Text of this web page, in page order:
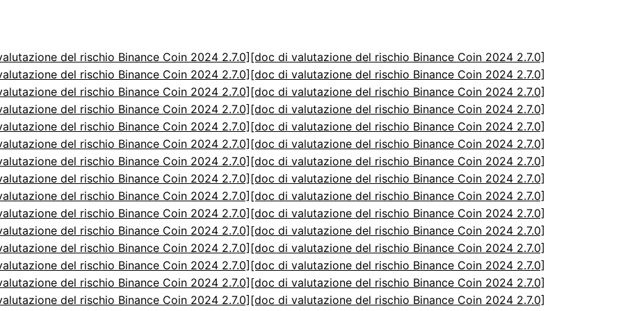
del rischio Binance Coin 2024 2.7.0] [doc di valutazione del rischio Binance Coin 2024 2.7.0]
del rischio Binance Coin 2024 2.7.0] [doc di valutazione del rischio Binance Coin 2024 2.7.0]
del rischio Binance Coin 2024 2.7.0] [doc di valutazione del rischio Binance Coin 2024 2.7.0]
del rischio Binance Coin 2024 2.7.0] [doc di valutazione del rischio Binance Coin 2024 2.7.0]
del rischio Binance Coin 2024 2.7.0] [doc di valutazione del rischio Binance Coin 2024 2.7.0]
del rischio Binance Coin 2024 2.7.0] [doc di valutazione del rischio Binance Coin 2024 2.7.0]
del rischio Binance Coin 2024 2.7.0] [doc di valutazione del rischio Binance Coin 2024 2.7.0]
del rischio Binance Coin 2024 2.7.0] [doc di valutazione del rischio Binance Coin 2024 2.7.0]
del rischio Binance Coin 2024 2.7.0] [doc di valutazione del rischio Binance Coin 2024 2.7.0]
del rischio Binance Coin 2024 2.7.0] [doc di valutazione del rischio Binance Coin 2024 2.7.0]
del rischio Binance Coin 2024 2.7.0] [doc di valutazione del rischio Binance Coin 2024 2.7.0]
del rischio Binance Coin 2024 2.7.0] [doc di valutazione del rischio Binance Coin 2024 2.7.0]
del rischio Binance Coin 2024 2.7.0] [doc di valutazione del rischio Binance Coin 2024 2.7.0]
del rischio Binance Coin 2024 2.7.0] [doc di valutazione del rischio Binance Coin 2024 2.7.0]
del rischio Binance Coin 2024 2.7.0] [doc di valutazione del rischio Binance Coin 2024 2.7.0]